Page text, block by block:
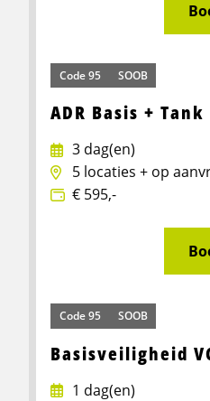
Code 95 SOOB
ADR Basis + Tank
3 dag(en)
5 locaties + op
€ 595,-
Code 95 SOOB
Basisveiligheid
1 dag(en)